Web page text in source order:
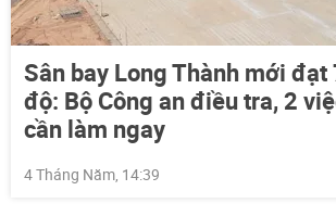
Sân bay Long Thành mới đạt
độ: Bộ Công an điều tra, 2
cần làm ngay
4 Tháng Năm, 14:39